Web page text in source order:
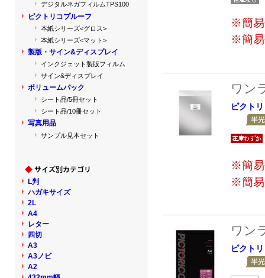
※簡易
※簡易
ワン
ピクト
※簡易
※簡易
ワン
ピクト
デジタルネガフィルムTPS100
ピクトリコプルーフ
本紙シリーズ<グロス>
本紙シリーズ<マット>
製版・サイン&ディスプレイ
インクジェット製版フィルム
サイン&ディスプレイ
ボリュームパック
シート品/5冊セット
シート品/10冊セット
写真用品
サンプル見本セット
L判
ハガキサイズ
2L
A4
レター
四切
A3
A3ノビ
A2